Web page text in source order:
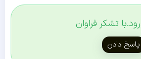
تشکر فراوان
پاسخ دادن